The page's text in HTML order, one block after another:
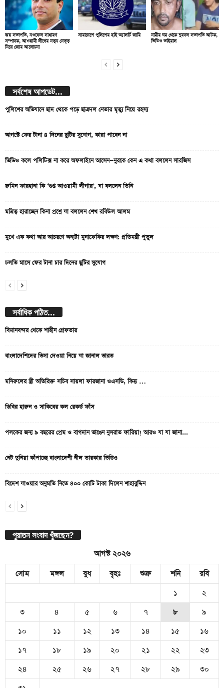
জয় সভাপতি, নওফেল সাধারণ
সম্পাদক, আওয়ামী লীগের নতুন নেতৃত্ব
নিয়ে জোর আলোচনা
সারাদেশে পুলিশের হাই অ্যালার্ট জারি
নারীর ঘর থেকে যুবদল সভাপতি আটক,
ভিডিও ভাইরাল
সর্বশেষ আপডেট...
পুলিশের অভিযানে ছাদ থেকে পড়ে ছাত্রদল নেতার মৃত্যু নিয়ে রহস্য
আগস্টে ফের টানা ৪ দিনের ছুটির সুযোগ, কারা পাবেন না
ভিডিও কলে পলিটিক্স না করে অফলাইনে আসেন—নুরকে কেন এ কথা বললেন সারজিস
রুমিন ফারহানা কি ‘গুপ্ত আওয়ামী লীগার’, যা বললেন তিনি
মন্ত্রিত্ব হারাচ্ছেন কিনা প্রশ্নে যা বললেন শেখ রবিউল আলম
মুখে এক কথা আর আচরণে অন্যটা মুনাফেকির লক্ষণ: প্রতিমন্ত্রী পুতুল
চলতি মাসে ফের টানা চার দিনের ছুটির সুযোগ
সর্বাধিক পঠিত...
বিমানবন্দর থেকে শাহীন গ্রেফতার
বাংলাদেশিদের ভিসা দেওয়া নিয়ে যা জানাল ভারত
মনিরুলের স্ত্রী অতিরিক্ত সচিব সায়লা ফারজানা ওএসডি, কিন্তু …
ডিবির হারুন ও সাকিবের কল রেকর্ড ফাঁস
পলকের জন্য ৯ বছরের প্রেম ও বাগদান ভাঙেন নুসরাত ফারিয়া! আরও যা যা জানা...
নেট দুনিয়া কাঁপাচ্ছে বাংলাদেশী নীল তারকার ভিডিও
বিদেশ যাওয়ার অনুমতি নিতে ৪০০ কোটি টাকা দিলেন শাহাবুদ্দিন
পুরাতন সংবাদ খুঁজছেন?
আগস্ট ২০২৬
সোম
মঙ্গল বুধ বৃহঃ শুক্র শনি
রবি
১
২
৩
৪ ৫ ৬ ৭ ৮
৯
১০
১১ ১২ ১৩ ১৪ ১৫
১৬
১৭
১৮ ১৯ ২০ ২১ ২২
২৩
২৪
২৫ ২৬ ২৭ ২৮ ২৯
৩০